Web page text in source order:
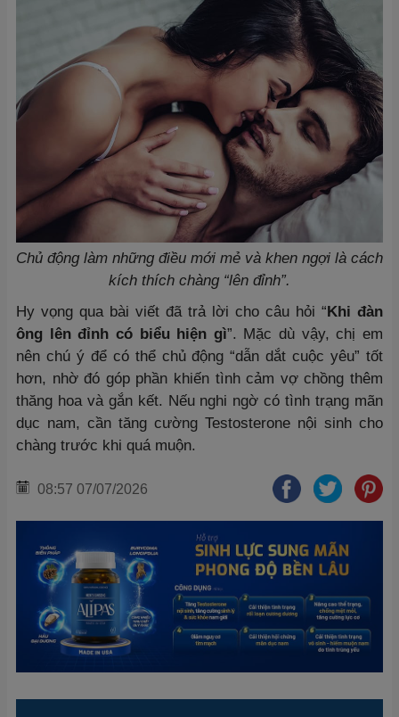
Chủ động làm những điều mới mẻ và khen ngợi là cách
kích thích chàng “lên đỉnh”.
Hy vọng qua bài viết đã trả lời cho câu hỏi “Khi đàn
ông lên đỉnh có biểu hiện gì”. Mặc dù vậy, chị em
nên chú ý để có thể chủ động “dẫn dắt cuộc yêu” tốt
hơn, nhờ đó góp phần khiến tình cảm vợ chồng thêm
thăng hoa và gắn kết. Nếu nghi ngờ có tình trạng mãn
dục nam, cần tăng cường Testosterone nội sinh cho
chàng trước khi quá muộn.
08:57 07/07/2026